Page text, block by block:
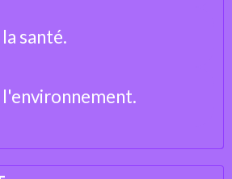
santé.
l'environnement.